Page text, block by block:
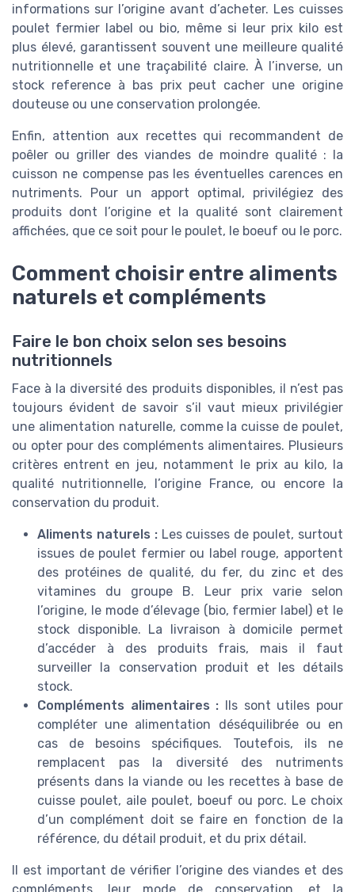
informations sur l’origine avant d’acheter. Les cuisses
poulet fermier label ou bio, même si leur prix kilo est
plus élevé, garantissent souvent une meilleure qualité
nutritionnelle et une traçabilité claire. À l’inverse, un
stock reference à bas prix peut cacher une origine
douteuse ou une conservation prolongée.
Enfin, attention aux recettes qui recommandent de
poêler ou griller des viandes de moindre qualité : la
cuisson ne compense pas les éventuelles carences en
nutriments. Pour un apport optimal, privilégiez des
produits dont l’origine et la qualité sont clairement
affichées, que ce soit pour le poulet, le boeuf ou le porc.
Comment choisir entre aliments
naturels et compléments
Faire le bon choix selon ses besoins
nutritionnels
Face à la diversité des produits disponibles, il n’est pas
toujours évident de savoir s’il vaut mieux privilégier
une alimentation naturelle, comme la cuisse de poulet,
ou opter pour des compléments alimentaires. Plusieurs
critères entrent en jeu, notamment le prix au kilo, la
qualité nutritionnelle, l’origine France, ou encore la
conservation du produit.
Aliments naturels :Les cuisses de poulet, surtout
issues de poulet fermier ou label rouge, apportent
des protéines de qualité, du fer, du zinc et des
vitamines du groupe B. Leur prix varie selon
l’origine, le mode d’élevage (bio, fermier label) et le
stock disponible. La livraison à domicile permet
d’accéder à des produits frais, mais il faut
surveiller la conservation produit et les détails
stock.
Compléments alimentaires : Ils sont utiles pour
compléter une alimentation déséquilibrée ou en
cas de besoins spécifiques. Toutefois, ils ne
remplacent pas la diversité des nutriments
présents dans la viande ou les recettes à base de
cuisse poulet, aile poulet, boeuf ou porc. Le choix
d’un complément doit se faire en fonction de la
référence, du détail produit, et du prix détail.
Il est important de vérifier l’origine des viandes et des